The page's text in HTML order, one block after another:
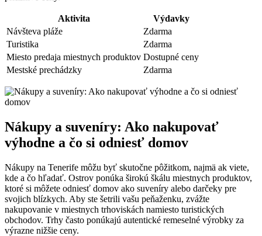
Aktivita
Výdavky
Návšteva pláže
Zdarma
Turistika
Zdarma
Miesto predaja miestnych produktov Dostupné ceny
Mestské prechádzky
Zdarma
Nákupy a suveníry: Ako nakupovať
výhodne a čo si odniesť domov
Nákupy na Tenerife môžu byť skutočne pôžitkom, najmä ak viete,
kde a čo hľadať. Ostrov ponúka širokú škálu miestnych produktov,
ktoré si môžete odniesť domov ako suveníry alebo darčeky pre
svojich blízkych. Aby ste šetrili vašu peňaženku, zvážte
nakupovanie v miestnych trhoviskách namiesto turistických
obchodov. Trhy často ponúkajú autentické remeselné výrobky za
výrazne nižšie ceny.